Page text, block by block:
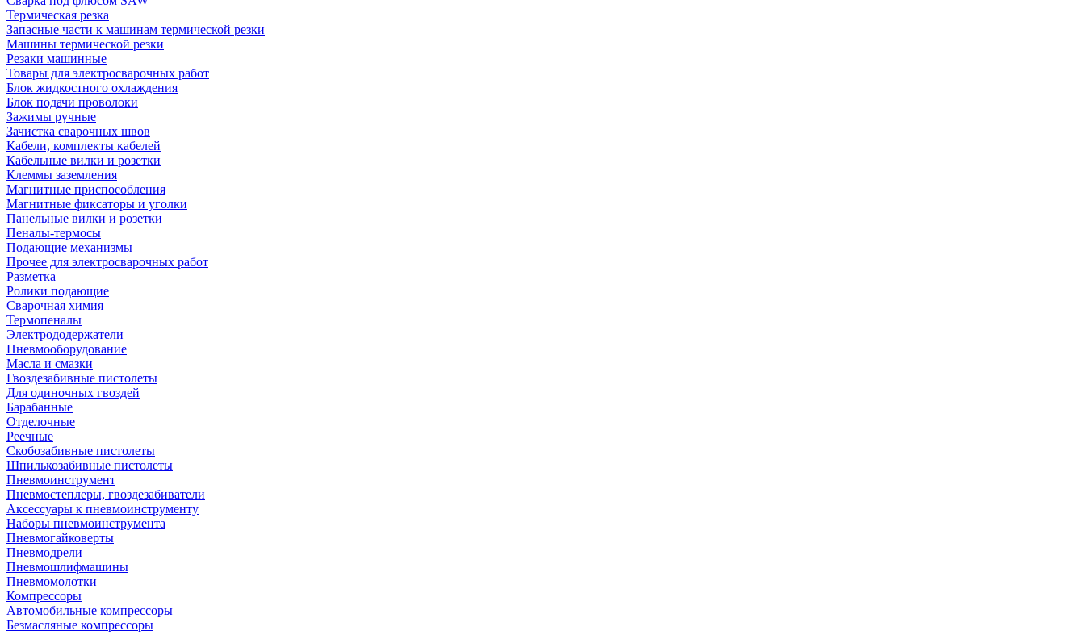
Термическая резка
Запасные части к машинам термической резки
Машины термической резки
Резаки машинные
Товары для электросварочных работ
Блок жидкостного охлаждения
Блок подачи проволоки
Зажимы ручные
Зачистка сварочных швов
Кабели, комплекты кабелей
Кабельные вилки и розетки
Клеммы заземления
Магнитные приспособления
Магнитные фиксаторы и уголки
Панельные вилки и розетки
Пеналы-термосы
Подающие механизмы
Прочее для электросварочных работ
Разметка
Ролики подающие
Сварочная химия
Термопеналы
Электрододержатели
Пневмооборудование
Масла и смазки
Гвоздезабивные пистолеты
Для одиночных гвоздей
Барабанные
Отделочные
Реечные
Скобозабивные пистолеты
Шпилькозабивные пистолеты
Пневмоинструмент
Пневмостеплеры, гвоздезабиватели
Аксессуары к пневмоинструменту
Наборы пневмоинструмента
Пневмогайковерты
Пневмодрели
Пневмошлифмашины
Пневмомолотки
Компрессоры
Автомобильные компрессоры
Безмасляные компрессоры